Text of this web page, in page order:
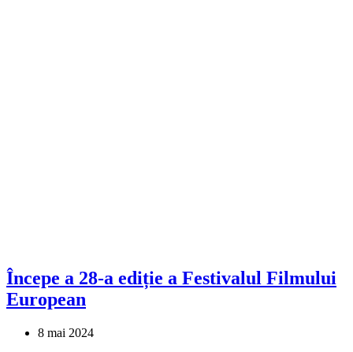
Începe a 28-a ediție a Festivalul Filmului
European
8 mai 2024